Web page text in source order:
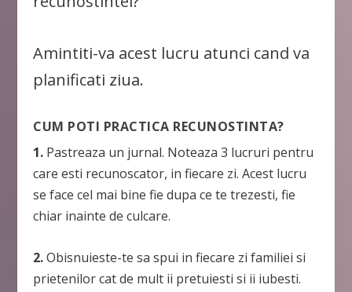
Amintiti-va acest lucru atunci cand va
planificati ziua.
CUM POTI PRACTICA RECUNOSTINTA?
1. Pastreaza un jurnal. Noteaza 3 lucruri pentru
care esti recunoscator, in fiecare zi. Acest lucru
se face cel mai bine fie dupa ce te trezesti, fie
chiar inainte de culcare.
2.Obisnuieste-te sa spui in fiecare zi familiei si
prietenilor cat de mult ii pretuiesti si ii iubesti.